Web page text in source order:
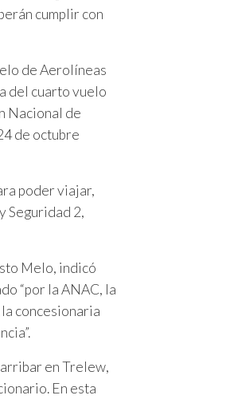
cumplir con
de Aerolíneas
del cuarto vuelo
Nacional de
de octubre
poder viajar,
Seguridad 2,
Melo, indicó
“por la ANAC, la
concesionaria
en Trelew,
En esta